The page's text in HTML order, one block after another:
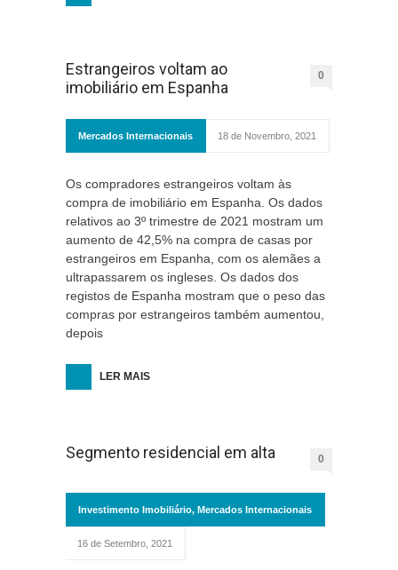
Estrangeiros voltam ao
imobiliário em Espanha
0
Mercados Internacionais 18 de Novembro, 2021
Os compradores estrangeiros voltam às
compra de imobiliário em Espanha. Os dados
relativos ao 3º trimestre de 2021 mostram um
aumento de 42,5% na compra de casas por
estrangeiros em Espanha, com os alemães a
ultrapassarem os ingleses. Os dados dos
registos de Espanha mostram que o peso das
compras por estrangeiros também aumentou,
depois
LER MAIS
Segmento residencial em alta 0
Investimento Imobiliário, Mercados Internacionais
16 de Setembro, 2021